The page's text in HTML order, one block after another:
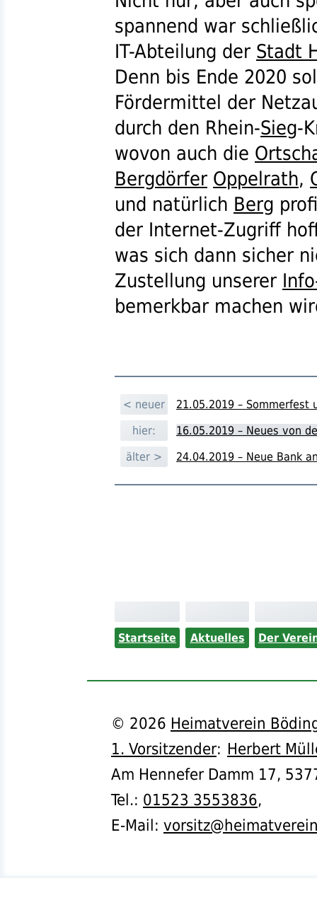
spannend war
IT-Abteilung der Stadt
Denn bis Ende 2020
Fördermittel der
durch den Rhein-Sieg-
wovon auch die
Bergdörfer Oppelrath,
und natürlich Berg
der Internet-Zugriff
was sich dann sicher
Zustellung unserer
bemerkbar machen
< neuer
21.05.2019 – Sommerfest
hier:
16.05.2019 – Neues von
älter >
24.04.2019 – Neue Bank
Startseite Aktuelles Der
© 2026 Heimatverein
1. Vorsitzender: Herbert
Am Hennefer Damm 17,
Tel.: 01523 3553836,
E-Mail: